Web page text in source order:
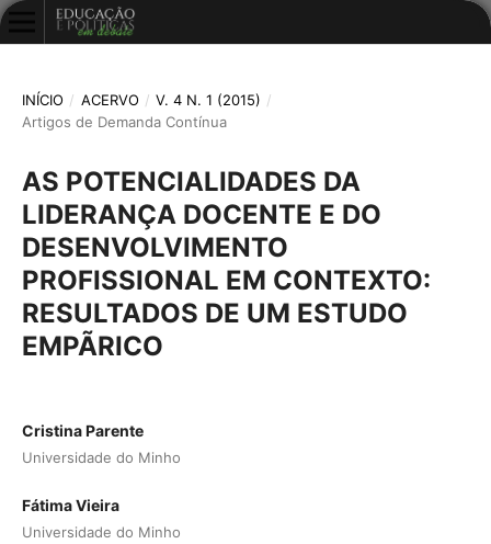
INÍCIO / ACERVO / V. 4 N. 1 (2015) /
Artigos de Demanda Contínua
AS POTENCIALIDADES DA
LIDERANÇA DOCENTE E DO
DESENVOLVIMENTO
PROFISSIONAL EM CONTEXTO:
RESULTADOS DE UM ESTUDO
EMPÃRICO
Cristina Parente
Universidade do Minho
Fátima Vieira
Universidade do Minho